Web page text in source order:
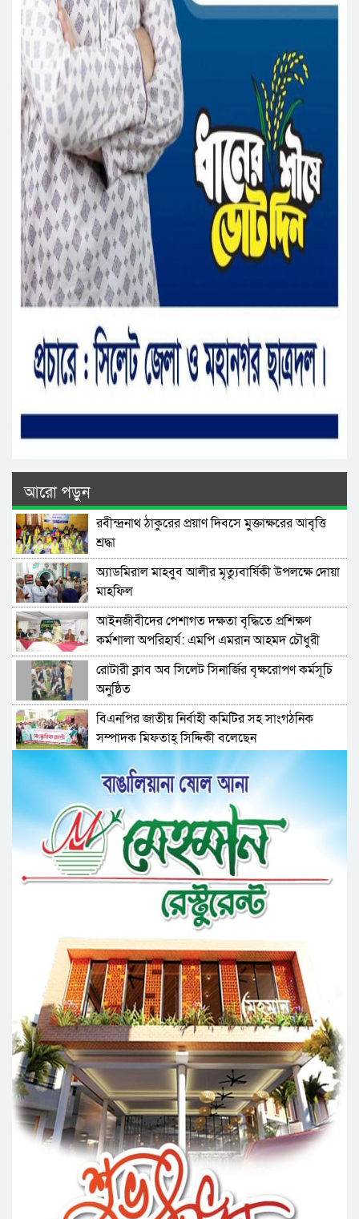
আরো পড়ুন
রবীন্দ্রনাথ ঠাকুরের প্রয়াণ দিবসে মুক্তাক্ষরের আবৃত্তি
শ্রদ্ধা
অ্যাডমিরাল মাহবুব আলীর মৃত্যুবার্ষিকী উপলক্ষে দোয়া
মাহফিল
‎আইনজীবীদের পেশাগত দক্ষতা বৃদ্ধিতে প্রশিক্ষণ
কর্মশালা অপরিহার্য: এমপি এমরান আহমদ চৌধুরী
রোটারী ক্লাব অব সিলেট সিনার্জির বৃক্ষরোপণ কর্মসূচি
অনুষ্ঠিত
বিএনপির জাতীয় নির্বাহী কমিটির সহ সাংগঠনিক
সম্পাদক মিফতাহ্ সিদ্দিকী বলেছেন
সিলেট জেলা জামায়াতে ইসলামীর এ্যাসিস্ট্যান্ট
সেক্রেটারী অধ্যক্ষ নজরুল ইসলাম বলেছেন
সিলেটে গ্যাস সংকট নিয়ে যা বলল জালালাবাদ
প্রতিষ্ঠার এক বছর: গবেষণা, অর্জন ও অঙ্গীকারে নতুন
দিগন্তে মেট্রোপলিটন ইউনিভার্সিটি রিসার্চ সোসাইটি
জেলা পরিষদের প্রশাসক আবুল কাহের চৌধুরী জুলাই
স্মৃতিস্তম্ভে শ্রদ্ধা নিবেদন
সিলেট মহানগর ছাত্রশিবিরের মিছিল সম্পন্ন
ধরিত্রী রক্ষায় আমরা’র উদ্যোগে সিলেটে বৃক্ষ রোপনের
কর্মসূচি পালন
সিলেটে সড়ক দু*র্ঘ*ট*নায় প্রাণ গেল যুবকের
নর্থ ইস্ট ইউনিভার্সিটিতে রচনা ও আবৃত্তি
প্রতিযোগিতার পুরষ্কার বিতরণী অনুষ্ঠিত
সিকৃবি’তে জুলাই গণ-অভ্যুত্থান দিবস উপলক্ষে
বৃক্ষরোপণ কর্মসুচি পালন
রসময় মেমোরিয়াল উচ্চ বিদ্যালয়ের নতুন ভবনের